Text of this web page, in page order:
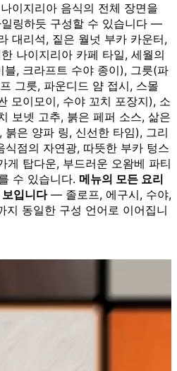
이지리아 음식의 전체 장면을
링하듯 구성할 수 있습니다 —
대리석, 짙은 월넛 부카 카운터,
나이지리아 카페 타일, 세월의
, 크라프트 수야 종이), 그릇(파
그릇, 파운디드 얌 접시, 스몰
모이모이, 수야 꼬치 포장지), 소
보넷 고추, 붉은 페퍼 소스, 삶은
붉은 양파 링, 신선한 타임), 그리
점의 자연광, 따뜻한 부카 텅스
게 탑다운, 부드러운 오왐베 파티
수 있습니다. 메뉴의 모든 요리
입니다— 졸로프, 에구시, 수야,
지 동일한 구성 언어로 이어집니